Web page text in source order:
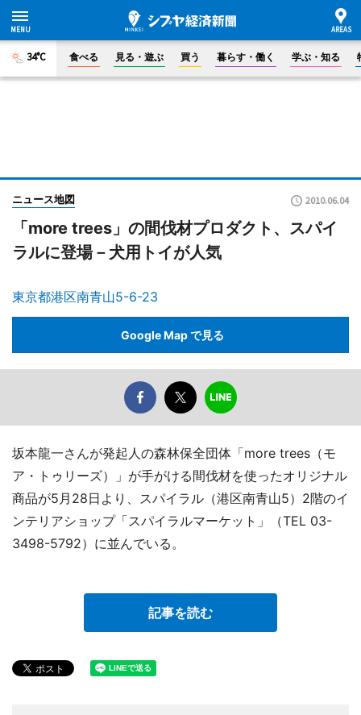
34°C 食べる 見る・遊ぶ 買う 暮らす・働く 学ぶ・知る
ニュース地図 2010.06.04
「more trees」の間伐材プロダクト、スパイ
ラルに登場－犬用トイが人気
東京都港区南青山5-6-23
Google Map で見る
坂本龍一さんが発起人の森林保全団体「more trees（モ
ア・トゥリーズ）」が手がける間伐材を使ったオリジナル
商品が5月28日より、スパイラル（港区南青山5）2階のイ
ンテリアショップ「スパイラルマーケット」（TEL 03-
3498-5792）に並んでいる。
記事を読む